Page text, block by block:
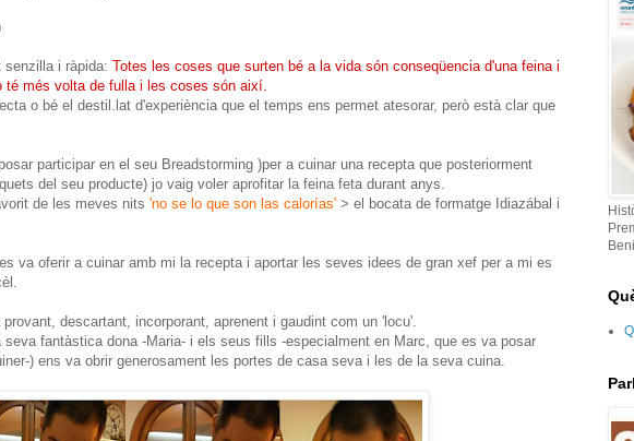
i ràpida: Totes les coses que surten bé a la vida són conseqüencia d'una feina i
té més volta de fulla i les coses són així.
o bé el destil.lat d'experiència que el temps ens permet atesorar, però està clar que
participar en el seu Breadstorming )per a cuinar una recepta que posteriorment
del seu producte) jo vaig voler aprofitar la feina feta durant anys.
de les meves nits 'no se lo que son las calorías' > el bocata de formatge Idiazábal i
es va oferir a cuinar amb mi la recepta i aportar les seves idees de gran xef per a mi es
descartant, incorporant, aprenent i gaudint com un 'locu'.
seva fantàstica dona -Maria- i els seus fills -especialment en Marc, que es va posar
) ens va obrir generosament les portes de casa seva i les de la seva cuina.